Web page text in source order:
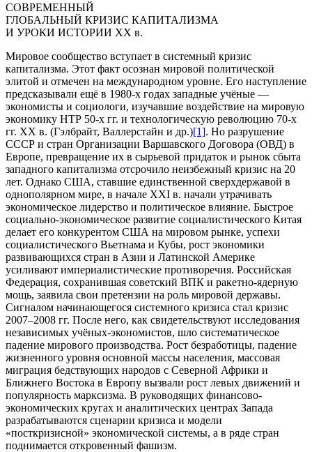
СОВРЕМЕННЫЙ
ГЛОБАЛЬНЫЙ КРИЗИС КАПИТАЛИЗМА
И УРОКИ ИСТОРИИ XX в.
Мировое сообщество вступает в системный кризис
капитализма. Этот факт осознан мировой политической
элитой и отмечен на международном уровне. Его наступление
предсказывали ещё в 1980-х годах западные учёные —
экономисты и социологи, изучавшие воздействие на мировую
экономику НТР 50-х гг. и технологическую революцию 70-х
гг. XX в. (Гэлбрайт, Валлерстайн и др.)[1]. Но разрушение
СССР и стран Организации Варшавского Договора (ОВД) в
Европе, превращение их в сырьевой придаток и рынок сбыта
западного капитализма отсрочило неизбежный кризис на 20
лет. Однако США, ставшие единственной сверхдержавой в
однополярном мире, в начале XXI в. начали утрачивать
экономическое лидерство и политическое влияние. Быстрое
социально-экономическое развитие социалистического Китая
делает его конкурентом США на мировом рынке, успехи
социалистического Вьетнама и Кубы, рост экономики
развивающихся стран в Азии и Латинской Америке
усиливают империалистические противоречия. Российская
Федерация, сохранившая советский ВПК и ракетно-ядерную
мощь, заявила свои претензии на роль мировой державы.
Сигналом начинающегося системного кризиса стал кризис
2007–2008 гг. После него, как свидетельствуют исследования
независимых учёных-экономистов, шло систематическое
падение мирового производства. Рост безработицы, падение
жизненного уровня основной массы населения, массовая
миграция бедствующих народов с Северной Африки и
Ближнего Востока в Европу вызвали рост левых движений и
популярность марксизма. В руководящих финансово-
экономических кругах и аналитических центрах Запада
разрабатываются сценарии кризиса и модели
«посткризисной» экономической системы, а в ряде стран
поднимается откровенный фашизм.